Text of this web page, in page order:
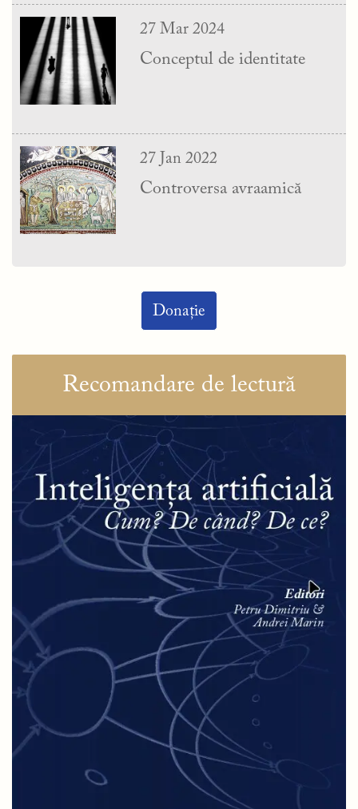
27 Mar 2024
Conceptul de identitate
27 Jan 2022
Controversa avraamică
Donație
Recomandare de lectură